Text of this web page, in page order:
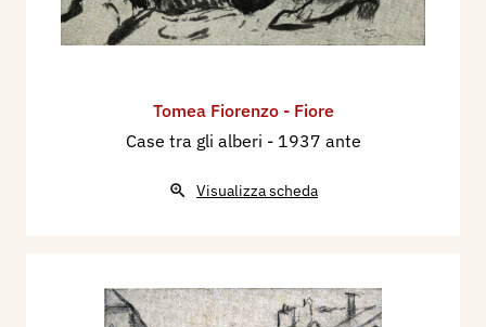
Tomea Fiorenzo - Fiore
Case tra gli alberi - 1937 ante
Visualizza scheda